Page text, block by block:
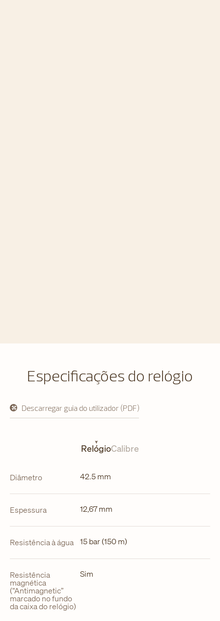
Especificações do relógio
Descarregar guia do utilizador (PDF)
abre
em
RelógioCalibre
Diâmetro 42.5 mm
Espessura 12,67 mm
Resistência à água 15 bar (150 m)
Resistência
magnética
(“Antimagnetic”
marcado no fundo
da caixa do relógio)
Sim